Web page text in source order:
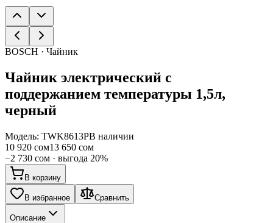
BOSCH · Чайник
Чайник электрический с
поддержанием температуры 1,5л,
черный
Модель: TWK8613PВ наличии
10 920 сом13 650 сом
−2 730 сом · выгода 20%
В корзину
В избранное Сравнить
Описание